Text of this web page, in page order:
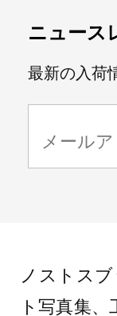
ニュース
最新の入荷
ノストス
ト写真集